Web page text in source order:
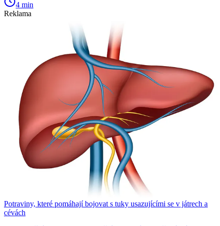
4 min
Reklama
Potraviny, které pomáhají bojovat s tuky usazujícími se v játrech a
cévách